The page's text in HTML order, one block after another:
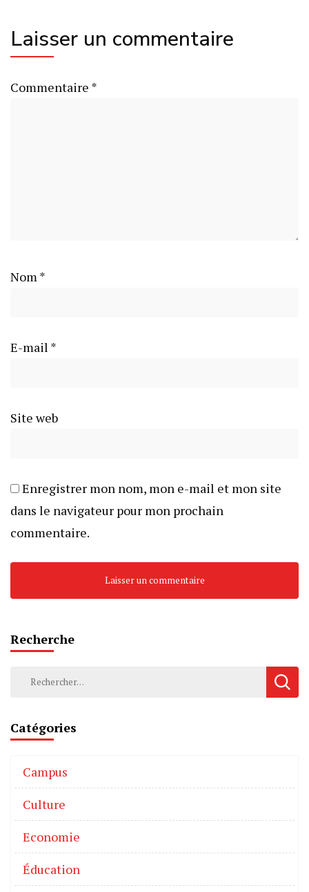
Laisser un commentaire
Commentaire *
Nom *
E-mail *
Site web
Enregistrer mon nom, mon e-mail et mon site
dans le navigateur pour mon prochain
commentaire.
Recherche
Catégories
Campus
Culture
Economie
Éducation